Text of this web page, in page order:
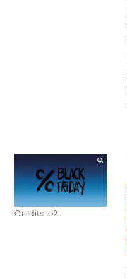
Credits: o2